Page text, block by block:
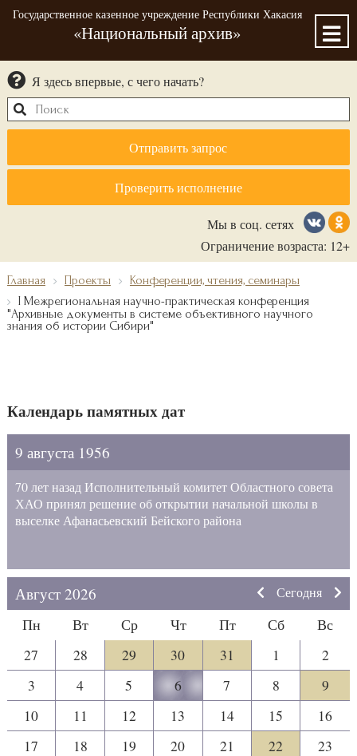
Государственное казенное учреждение Республики Хакасия
«Национальный архив»
Я здесь впервые, с чего начать?
Отправить запрос
Проверить исполнение
Мы в соц. сетях
Ограничение возраста: 12+
Главная Проекты
Конференции, чтения, семинары
I Межрегиональная научно-практическая конференция
"Архивные документы в системе объективного научного
знания об истории Сибири"
Календарь памятных дат
9 августа 1956
70 лет назад Исполнительный комитет Областного совета
ХАО принял решение об открытии начальной школы в
выселке Афанасьевский Бейского района
Август 2026 Сегодня
Пн Вт Ср Чт Пт Сб
Вс
27
28 29 30 31 1
2
3
4 5 6 7 8
9
10
11 12 13 14 15
16
17
18 19 20 21 22
23